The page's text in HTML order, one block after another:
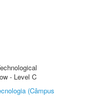
- Level C
(Câmpus